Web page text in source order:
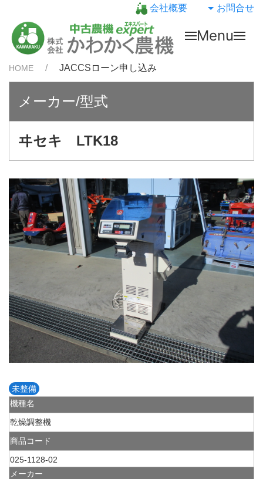
会社概要 お問合せ
Menu
HOME JACCSローン申し込み
メーカー/型式
ヰセキ LTK18
未整備
機種名
乾燥調整機
商品コード
025-1128-02
メーカー